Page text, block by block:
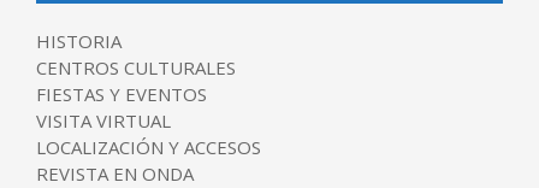
HISTORIA
CENTROS CULTURALES
FIESTAS Y EVENTOS
VISITA VIRTUAL
LOCALIZACIÓN Y ACCESOS
REVISTA EN ONDA